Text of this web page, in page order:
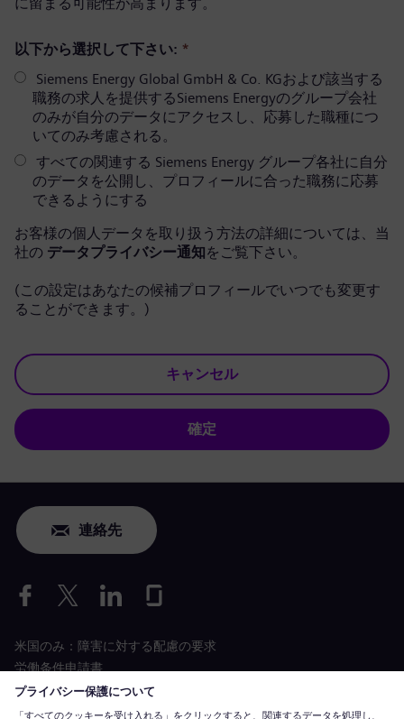
以下から選択して下さい: *
Siemens Energy Global GmbH & Co. KGおよび該当する
職務の求人を提供するSiemens Energyのグループ会社
のみが自分のデータにアクセスし、応募した職種につ
いてのみ考慮される。
すべての関連する Siemens Energy グループ各社に自分
のデータを公開し、プロフィールに合った職務に応募
できるようにする
お客様の個人データを取り扱う方法の詳細については、当
社の データプライバシー通知をご覧下さい。
(この設定はあなたの候補プロフィールでいつでも変更す
ることができます。)
キャンセル
確定
連絡先
米国のみ：障害に対する配慮の要求
労働条件申請書
siemens-energy.comグローバルウェブサイト